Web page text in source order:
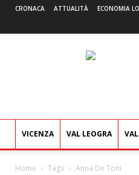
CRONACA ATTUALITÀ ECONOMIA
VICENZA VAL LEOGRA
Home Tags Anna De Toni